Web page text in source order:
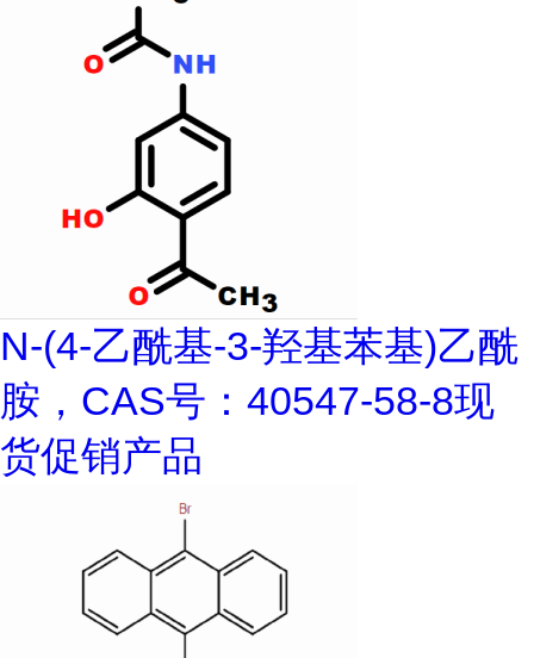
N-(4-乙酰基-3-羟基苯基)乙酰
胺，CAS号：40547-58-8现
货促销产品